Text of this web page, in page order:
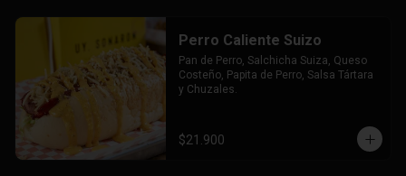
Perro Caliente Suizo
Pan de Perro, Salchicha Suiza, Queso
Costeño, Papita de Perro, Salsa Tártara
y Chuzales.
$21.900